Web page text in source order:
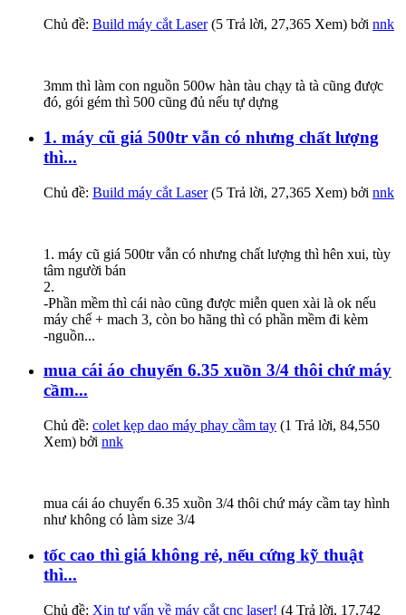
Chủ đề: Build máy cắt Laser(5 Trả lời, 27,365 Xem) bởi nnk
3mm thì làm con nguồn 500w hàn tàu chạy tà tà cũng được
đó, gói gém thì 500 cũng đủ nếu tự dựng
1. máy cũ giá 500tr vẫn có nhưng chất lượng
thì...
Chủ đề: Build máy cắt Laser(5 Trả lời, 27,365 Xem) bởi nnk
1. máy cũ giá 500tr vẫn có nhưng chất lượng thì hên xui, tùy
tâm người bán
2.
-Phần mềm thì cái nào cũng được miễn quen xài là ok nếu
máy chế + mach 3, còn bo hãng thì có phần mềm đi kèm
-nguồn...
mua cái áo chuyển 6.35 xuồn 3/4 thôi chứ máy
cầm...
Chủ đề: colet kẹp dao máy phay cầm tay (1 Trả lời, 84,550
Xem) bởi nnk
mua cái áo chuyển 6.35 xuồn 3/4 thôi chứ máy cầm tay hình
như không có làm size 3/4
tốc cao thì giá không rẻ, nếu cứng kỹ thuật
thì...
Chủ đề: Xin tư vấn về máy cắt cnc laser! (4 Trả lời, 17,742